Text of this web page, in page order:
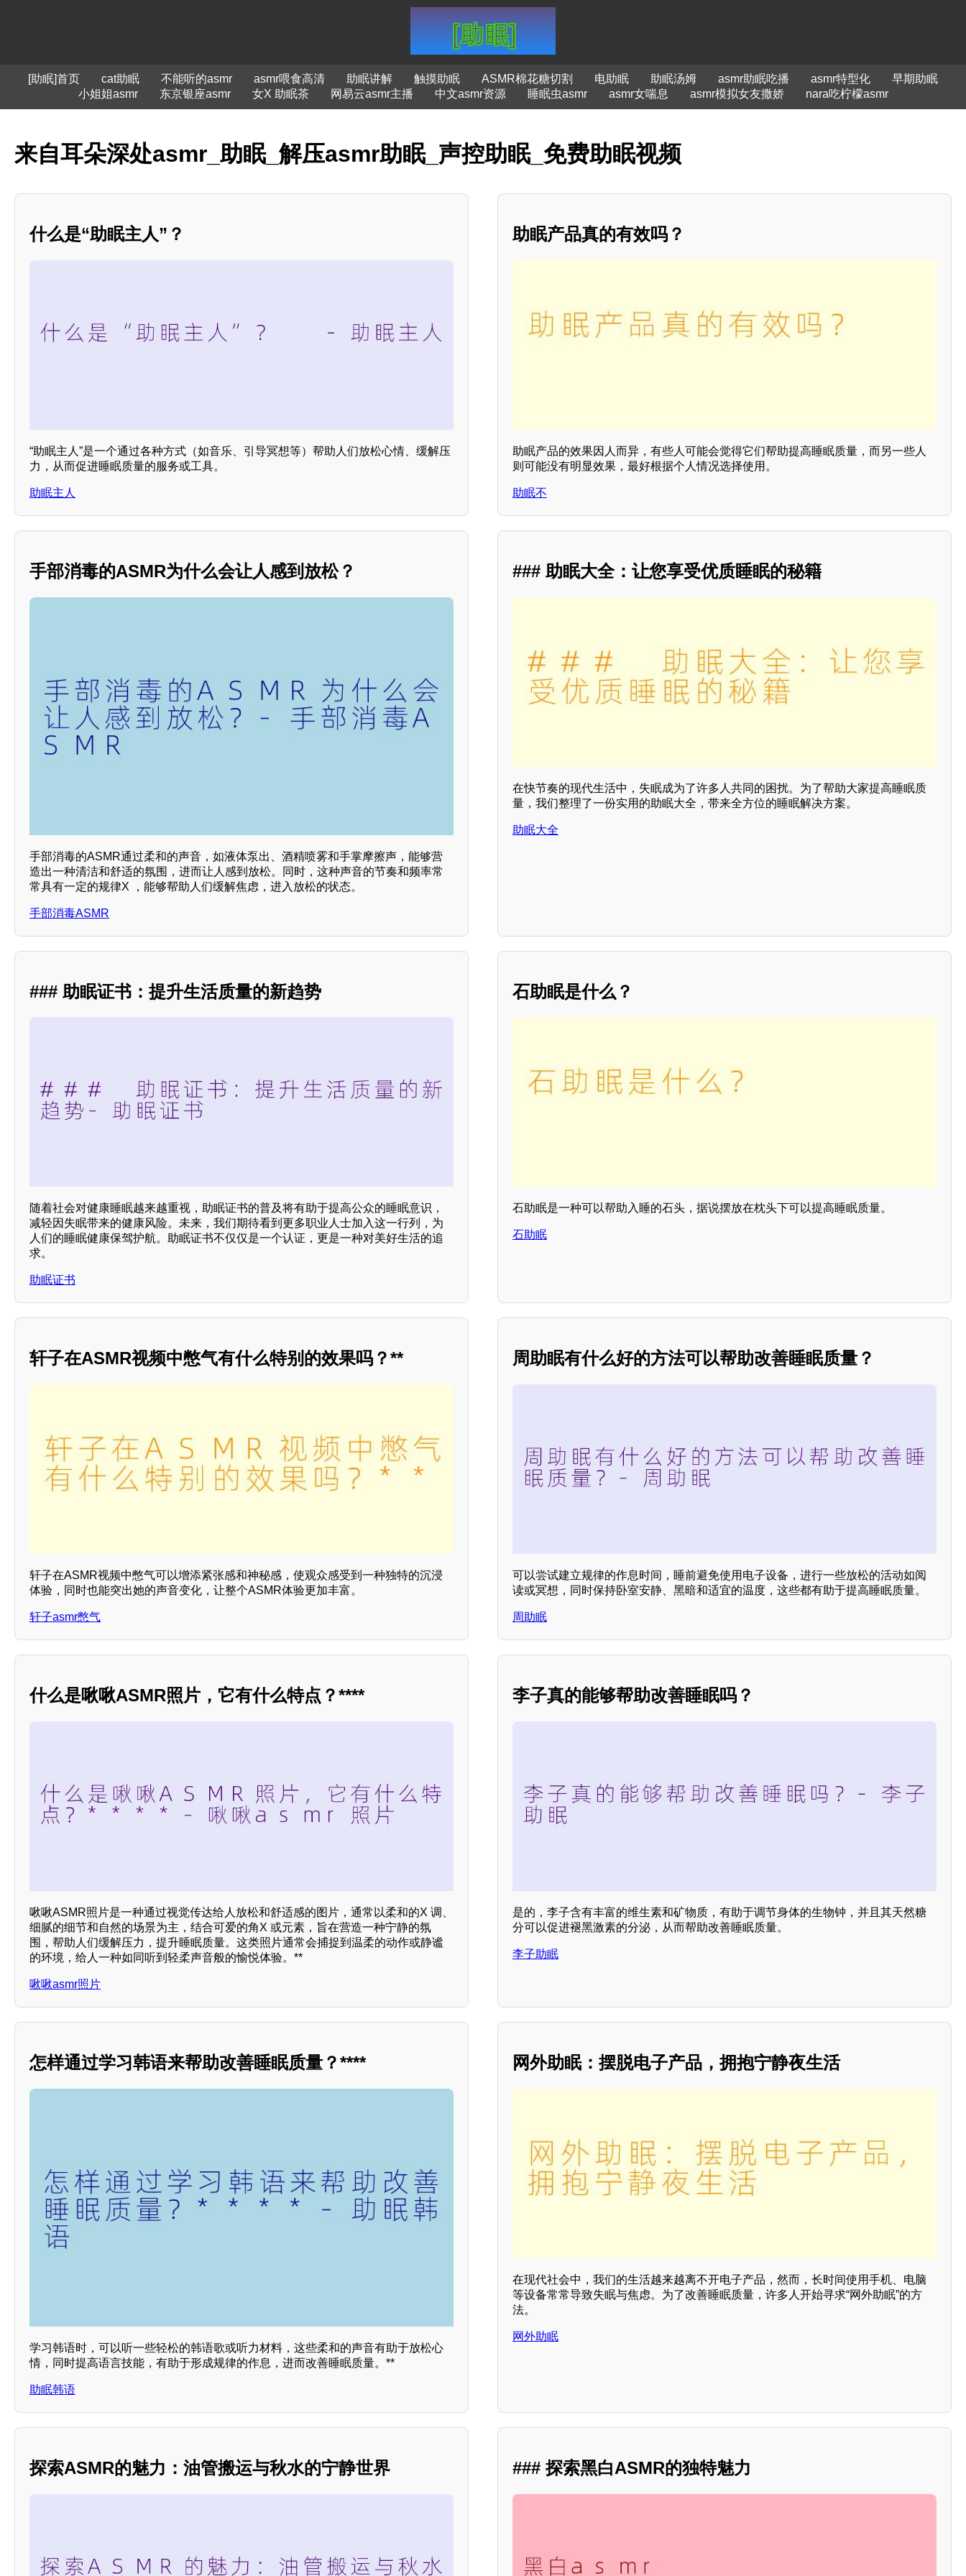
[助眠]首页 cat助眠 不能听的asmr asmr喂食高清 助眠讲解 触摸助眠 ASMR棉花糖切割 电助眠 助眠汤姆 asmr助眠吃播 asmr特型化
早期助眠
小姐姐asmr
东京银座asmr 女X 助眠茶 网易云asmr主播 中文asmr资源 睡眠虫asmr asmr女喘息 asmr模拟女友撒娇 nara吃柠檬asmr
来自耳朵深处asmr_助眠_解压asmr助眠_声控助眠_免费助眠视频
什么是“助眠主人”？
“助眠主人”是一个通过各种方式（如音乐、引导冥想等）帮助人们放松心情、缓解压
力，从而促进睡眠质量的服务或工具。
助眠主人
助眠产品真的有效吗？
助眠产品的效果因人而异，有些人可能会觉得它们帮助提高睡眠质量，而另一些人
则可能没有明显效果，最好根据个人情况选择使用。
助眠不
手部消毒的ASMR为什么会让人感到放松？
手部消毒的ASMR通过柔和的声音，如液体泵出、酒精喷雾和手掌摩擦声，能够营
造出一种清洁和舒适的氛围，进而让人感到放松。同时，这种声音的节奏和频率常
常具有一定的规律X ，能够帮助人们缓解焦虑，进入放松的状态。
手部消毒ASMR
### 助眠大全：让您享受优质睡眠的秘籍
在快节奏的现代生活中，失眠成为了许多人共同的困扰。为了帮助大家提高睡眠质
量，我们整理了一份实用的助眠大全，带来全方位的睡眠解决方案。
助眠大全
### 助眠证书：提升生活质量的新趋势
随着社会对健康睡眠越来越重视，助眠证书的普及将有助于提高公众的睡眠意识，
减轻因失眠带来的健康风险。未来，我们期待看到更多职业人士加入这一行列，为
人们的睡眠健康保驾护航。助眠证书不仅仅是一个认证，更是一种对美好生活的追
求。
助眠证书
石助眠是什么？
石助眠是一种可以帮助入睡的石头，据说摆放在枕头下可以提高睡眠质量。
石助眠
轩子在ASMR视频中憋气有什么特别的效果吗？**
轩子在ASMR视频中憋气可以增添紧张感和神秘感，使观众感受到一种独特的沉浸
体验，同时也能突出她的声音变化，让整个ASMR体验更加丰富。
轩子asmr憋气
周助眠有什么好的方法可以帮助改善睡眠质量？
可以尝试建立规律的作息时间，睡前避免使用电子设备，进行一些放松的活动如阅
读或冥想，同时保持卧室安静、黑暗和适宜的温度，这些都有助于提高睡眠质量。
周助眠
什么是啾啾ASMR照片，它有什么特点？****
啾啾ASMR照片是一种通过视觉传达给人放松和舒适感的图片，通常以柔和的X 调、
细腻的细节和自然的场景为主，结合可爱的角X 或元素，旨在营造一种宁静的氛
围，帮助人们缓解压力，提升睡眠质量。这类照片通常会捕捉到温柔的动作或静谧
的环境，给人一种如同听到轻柔声音般的愉悦体验。**
啾啾asmr照片
李子真的能够帮助改善睡眠吗？
是的，李子含有丰富的维生素和矿物质，有助于调节身体的生物钟，并且其天然糖
分可以促进褪黑激素的分泌，从而帮助改善睡眠质量。
李子助眠
怎样通过学习韩语来帮助改善睡眠质量？****
学习韩语时，可以听一些轻松的韩语歌或听力材料，这些柔和的声音有助于放松心
情，同时提高语言技能，有助于形成规律的作息，进而改善睡眠质量。**
助眠韩语
网外助眠：摆脱电子产品，拥抱宁静夜生活
在现代社会中，我们的生活越来越离不开电子产品，然而，长时间使用手机、电脑
等设备常常导致失眠与焦虑。为了改善睡眠质量，许多人开始寻求“网外助眠”的方
法。
网外助眠
探索ASMR的魅力：油管搬运与秋水的宁静世界 ### 探索黑白ASMR的独特魅力